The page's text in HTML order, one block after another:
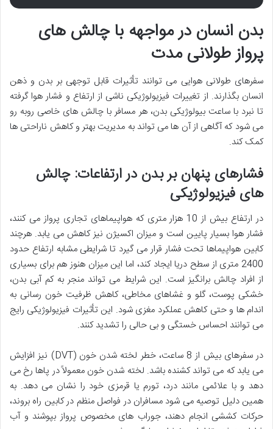
بدن انسان در مواجهه با چالش های
پرواز طولانی مدت
سفرهای طولانی هوایی می توانند تأثیرات قابل توجهی بر بدن و ذهن
انسان بگذارند. از تغییرات فیزیولوژیکی ناشی از ارتفاع و فشار هوا گرفته
تا نبرد با ساعت بیولوژیکی بدن، هر مسافر با چالش های خاصی روبه رو
می شود که آگاهی از آن ها می تواند به مدیریت بهتر و کاهش ناراحتی ها
کمک کند.
فشارهای پنهان بر بدن در ارتفاعات: چالش
های فیزیولوژیکی
در ارتفاع بیش از 10 هزار متری که هواپیماهای تجاری پرواز می کنند،
فشار هوا بسیار پایین است و میزان اکسیژن نیز کاهش می یابد. هرچند
کابین هواپیماها تحت فشار قرار می گیرد تا شرایطی مشابه ارتفاع حدود
2400 متری از سطح دریا ایجاد کند، اما این میزان هنوز هم برای بسیاری
از افراد چالش برانگیز است. این شرایط می تواند منجر به کم آبی بدن،
خشکی پوست، گلو و غشاهای مخاطی، کاهش ظرفیت خون رسانی به
اندام ها و حتی کاهش عملکرد مغزی شود. این تأثیرات فیزیولوژیکی رایج
می توانند احساس خستگی و بی حالی را تشدید کنند.
در سفرهای بیش از 8 ساعت، خطر لخته شدن خون (DVT) نیز افزایش
می یابد که می تواند کشنده باشد. لخته شدن خون معمولاً در پاها رخ می
دهد و با علائمی مانند درد، تورم یا قرمزی خود را نشان می دهد. به
همین دلیل توصیه می شود مسافران در فواصل منظم در کابین راه بروند،
حرکات کششی انجام دهند، جوراب های مخصوص پرواز بپوشند و آب